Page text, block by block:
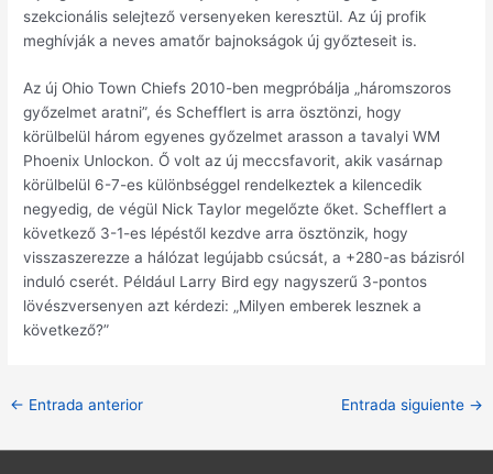
szekcionális selejtező versenyeken keresztül. Az új profik
meghívják a neves amatőr bajnokságok új győzteseit is.
Az új Ohio Town Chiefs 2010-ben megpróbálja „háromszoros
győzelmet aratni”, és Schefflert is arra ösztönzi, hogy
körülbelül három egyenes győzelmet arasson a tavalyi WM
Phoenix Unlockon. Ő volt az új meccsfavorit, akik vasárnap
körülbelül 6-7-es különbséggel rendelkeztek a kilencedik
negyedig, de végül Nick Taylor megelőzte őket. Schefflert a
következő 3-1-es lépéstől kezdve arra ösztönzik, hogy
visszaszerezze a hálózat legújabb csúcsát, a +280-as bázisról
induló cserét. Például Larry Bird egy nagyszerű 3-pontos
lövészversenyen azt kérdezi: „Milyen emberek lesznek a
következő?”
Navegación
entradas
← Entrada anterior Entrada siguiente →